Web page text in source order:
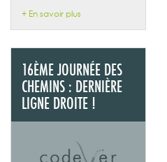
+ En savoir plus
16ÈME JOURNÉE DES
CHEMINS : DERNIÈRE
LIGNE DROITE !